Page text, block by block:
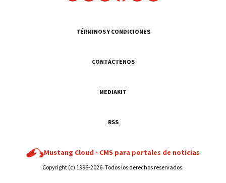
TÉRMINOS Y CONDICIONES
CONTÁCTENOS
MEDIAKIT
RSS
Mustang Cloud - CMS para portales de noticias
Copyright (c) 1996-2026. Todos los derechos reservados.